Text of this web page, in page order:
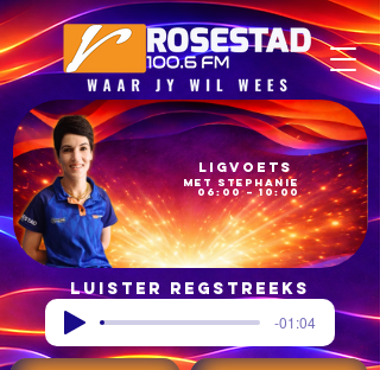
06:00 – 10:00
met Stephanie
Ligvoets
Luister regstreeks
-01:04